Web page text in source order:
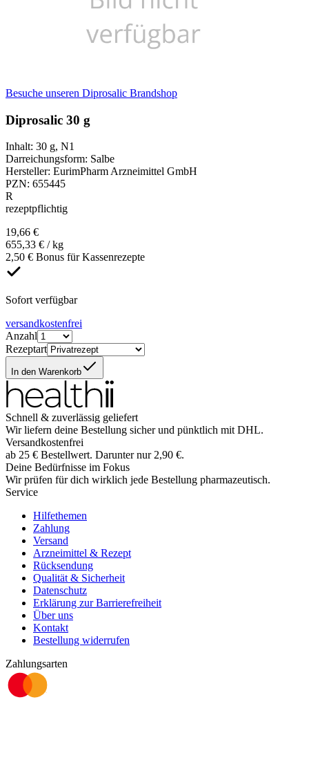
Besuche unseren Diprosalic Brandshop
Diprosalic 30 g
Inhalt: 30 g, N1
Darreichungsform: Salbe
Hersteller: EurimPharm Arzneimittel GmbH
PZN: 655445
R
rezeptpflichtig
19,66 €
655,33 € / kg
2,50 € Bonus für Kassenrezepte
Sofort verfügbar
versandkostenfrei
Anzahl
Rezeptart
In den Warenkorb
Schnell & zuverlässig geliefert
Wir liefern deine Bestellung sicher und pünktlich mit DHL.
Versandkostenfrei
ab 25 € Bestellwert. Darunter nur 2,90 €.
Deine Bedürfnisse im Fokus
Wir prüfen für dich wirklich jede Bestellung pharmazeutisch.
Service
Hilfethemen
Zahlung
Versand
Arzneimittel & Rezept
Rücksendung
Qualität & Sicherheit
Datenschutz
Erklärung zur Barrierefreiheit
Über uns
Kontakt
Bestellung widerrufen
Zahlungsarten